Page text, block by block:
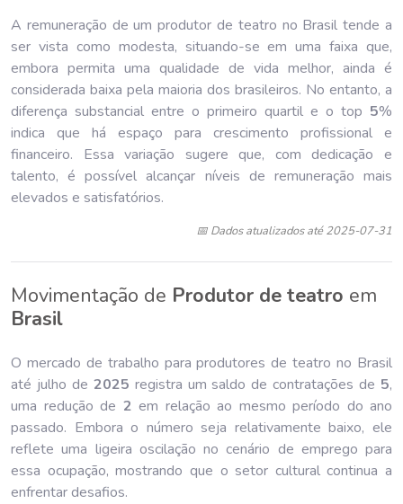
A remuneração de um produtor de teatro no Brasil tende a
ser vista como modesta, situando-se em uma faixa que,
embora permita uma qualidade de vida melhor, ainda é
considerada baixa pela maioria dos brasileiros. No entanto, a
diferença substancial entre o primeiro quartil e o top 5%
indica que há espaço para crescimento profissional e
financeiro. Essa variação sugere que, com dedicação e
talento, é possível alcançar níveis de remuneração mais
elevados e satisfatórios.
📅 Dados atualizados até 2025-07-31
Movimentação de Produtor de teatro em
Brasil
O mercado de trabalho para produtores de teatro no Brasil
até julho de 2025 registra um saldo de contratações de 5,
uma redução de 2 em relação ao mesmo período do ano
passado. Embora o número seja relativamente baixo, ele
reflete uma ligeira oscilação no cenário de emprego para
essa ocupação, mostrando que o setor cultural continua a
enfrentar desafios.